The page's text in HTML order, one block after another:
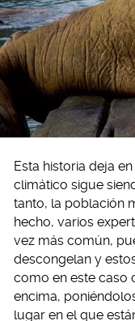
Esta historia deja
climático sigue
tanto, la población
hecho, varios
vez más común,
descongelan y
como en este caso
encima,
lugar en el que